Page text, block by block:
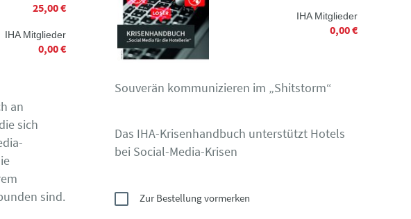
25,00 €
IHA Mitglieder
0,00 €
an
sich
sind.
IHA Mitglieder
0,00 €
Souverän kommunizieren im „Shitstorm“
Das IHA-Krisenhandbuch unterstützt Hotels
bei Social-Media-Krisen
Zur Bestellung vormerken